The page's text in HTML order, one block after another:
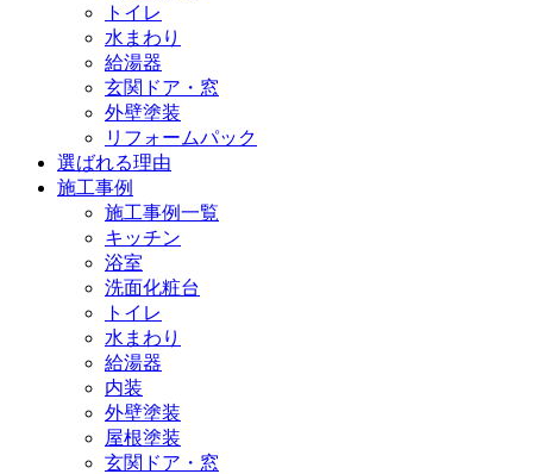
トイレ
水まわり
給湯器
玄関ドア・窓
外壁塗装
リフォームパック
選ばれる理由
施工事例
施工事例一覧
キッチン
浴室
洗面化粧台
トイレ
水まわり
給湯器
内装
外壁塗装
屋根塗装
玄関ドア・窓